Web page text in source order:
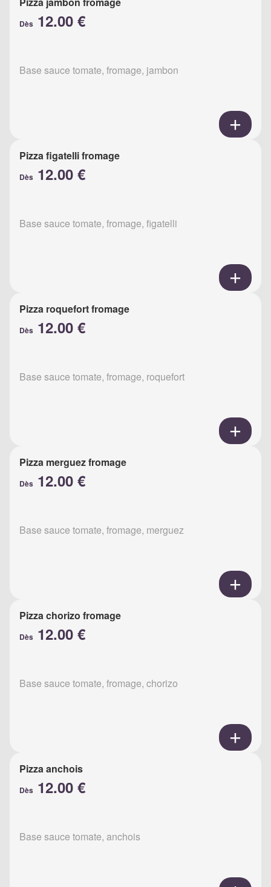
Dès 12.00 €
Base sauce tomate, fromage, jambon
Pizza figatelli fromage
Dès 12.00 €
Base sauce tomate, fromage, figatelli
Pizza roquefort fromage
Dès 12.00 €
Base sauce tomate, fromage, roquefort
Pizza merguez fromage
Dès 12.00 €
Base sauce tomate, fromage, merguez
Pizza chorizo fromage
Dès 12.00 €
Base sauce tomate, fromage, chorizo
Pizza anchois
Dès 12.00 €
Base sauce tomate, anchois